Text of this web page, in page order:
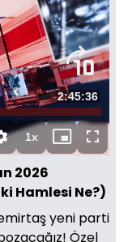
Toplam
Süre
2:45:36
1xOynatma
Hızı
Mini
oynatıcı
Tam
Ekran
2026
Hamlesi Ne?)
yeni parti
Özel